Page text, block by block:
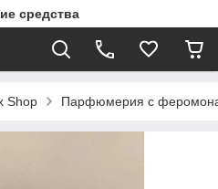
средства
Shop Парфюмерия с